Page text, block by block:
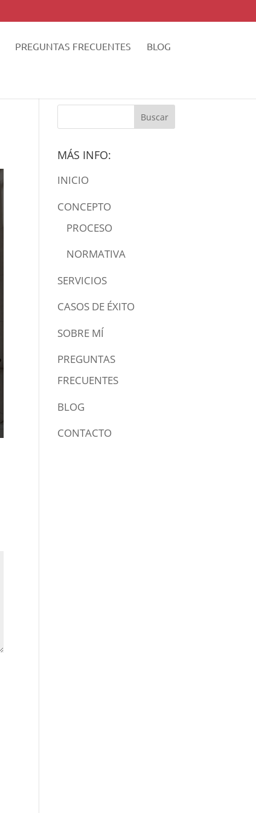
PREGUNTAS FRECUENTES BLOG
MÁS INFO:
INICIO
CONCEPTO
PROCESO
NORMATIVA
SERVICIOS
CASOS DE ÉXITO
SOBRE MÍ
PREGUNTAS
FRECUENTES
BLOG
CONTACTO